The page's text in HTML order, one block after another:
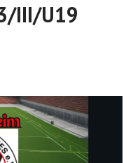
III/U19